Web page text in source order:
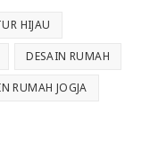
HIJAU
DESAIN RUMAH
RUMAH JOGJA